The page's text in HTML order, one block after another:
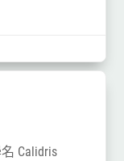
Calidris